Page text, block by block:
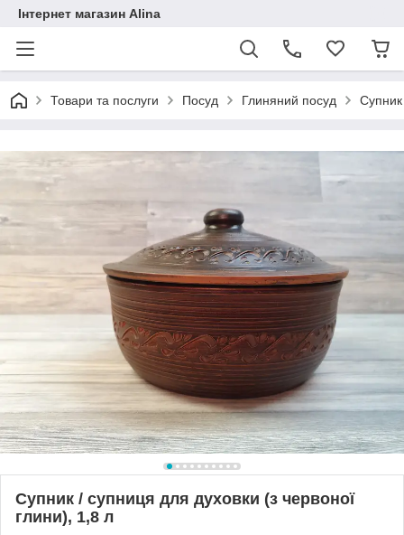
Інтернет магазин Alina
Товари та послуги Посуд Глиняний посуд Супник
Супник / супниця для духовки (з червоної
глини), 1,8 л